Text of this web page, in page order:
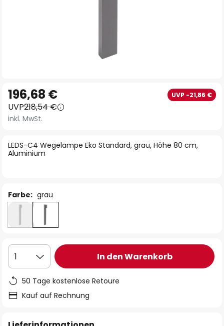
Anfang
der
Bildgalerie
LEDS-C4 Wegelampe Eko Standard, grau, Höhe 80 cm,
Aluminium
196,68 € UVP -21,86 €
UVP218,54 €
inkl. MwSt.
Farbe: grau
1 In den Warenkorb
50 Tage kostenlose Retoure
Kauf auf Rechnung